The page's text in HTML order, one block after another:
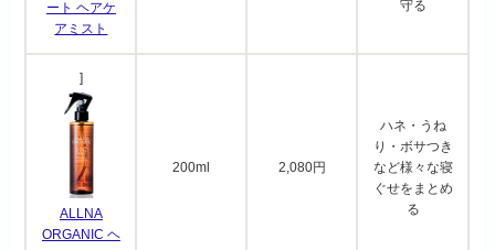
ート ヘアケ
アミスト
守る
]
ALLNA
ORGANIC ヘ
200ml 2,080円
ハネ・うね
り・ボサつき
など様々な寝
ぐせをまとめ
る